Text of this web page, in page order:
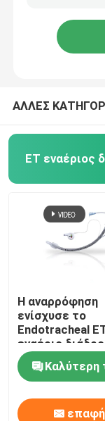
PPE
Κατατήρες
ΑΛΛΕΣ
ET εναέριος
Η αναρρόφηση
ενίσχυσε το
Endotracheal
εναέριο
Cuffed ISO13485
σωλήνων
πιστοποιημένο
Καλύτερη
επαφή